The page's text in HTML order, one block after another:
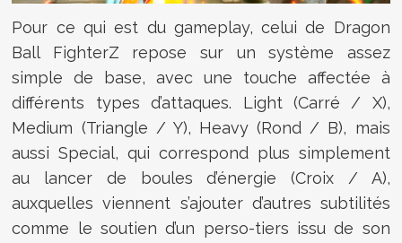
Pour ce qui est du gameplay, celui de Dragon
Ball FighterZ repose sur un système assez
simple de base, avec une touche affectée à
différents types d’attaques. Light (Carré / X),
Medium (Triangle / Y), Heavy (Rond / B), mais
aussi Special, qui correspond plus simplement
au lancer de boules d’énergie (Croix / A),
auxquelles viennent s’ajouter d’autres subtilités
comme le soutien d’un perso-tiers issu de son